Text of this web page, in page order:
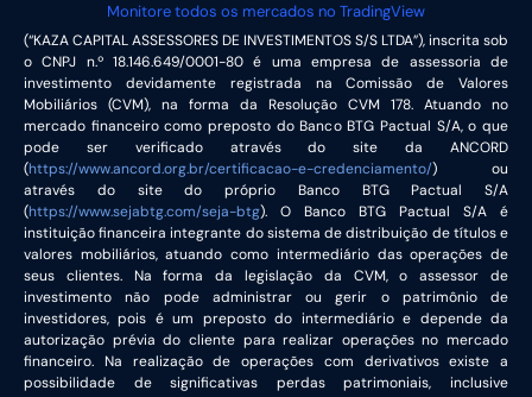
Monitore todos os mercados no TradingView
(“KAZA CAPITAL ASSESSORES DE INVESTIMENTOS S/S LTDA”), inscrita sob
o CNPJ n.º 18.146.649/0001-80 é uma empresa de assessoria de
investimento devidamente registrada na Comissão de Valores
Mobiliários (CVM), na forma da Resolução CVM 178. Atuando no
mercado financeiro como preposto do Banco BTG Pactual S/A, o que
pode ser verificado através do site da ANCORD
(https://www.ancord.org.br/certificacao-e-credenciamento/) ou
através do site do próprio Banco BTG Pactual S/A
(https://www.sejabtg.com/seja-btg). O Banco BTG Pactual S/A é
instituição financeira integrante do sistema de distribuição de títulos e
valores mobiliários, atuando como intermediário das operações de
seus clientes. Na forma da legislação da CVM, o assessor de
investimento não pode administrar ou gerir o patrimônio de
investidores, pois é um preposto do intermediário e depende da
autorização prévia do cliente para realizar operações no mercado
financeiro. Na realização de operações com derivativos existe a
possibilidade de significativas perdas patrimoniais, inclusive